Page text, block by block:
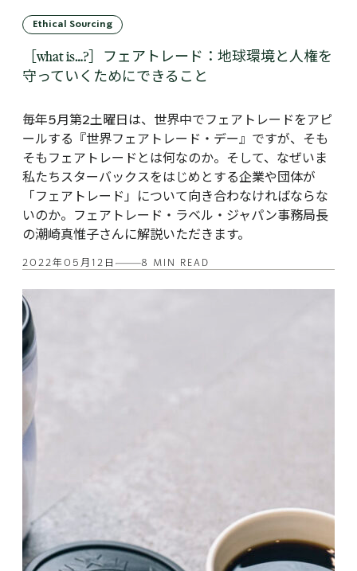
Ethical Sourcing
［what is…?］フェアトレード：地球環境と人権を
守っていくためにできること
毎年5月第2土曜日は、世界中でフェアトレードをアピ
ールする『世界フェアトレード・デー』ですが、そも
そもフェアトレードとは何なのか。そして、なぜいま
私たちスターバックスをはじめとする企業や団体が
「フェアトレード」について向き合わなければならな
いのか。フェアトレード・ラベル・ジャパン事務局長
の潮崎真惟子さんに解説いただきます。
2022年05月12日 8 MIN READ